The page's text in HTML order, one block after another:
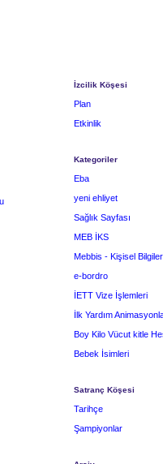
İzcilik Köşesi
Plan
Etkinlik
Kategoriler
Eba
yeni ehliyet
Sağlık Sayfası
MEB İKS
Mebbis - Kişisel
e-bordro
İETT Vize İşlemleri
İlk Yardım
Boy Kilo Vücut kitle
Bebek İsimleri
Satranç Köşesi
Tarihçe
Şampiyonlar